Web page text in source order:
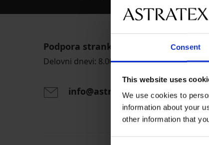
Consent
This website uses
We use cookies to
information about your
other information that
Podpora strankam
Delovni dnevi: 8.00 - 16.00
info@astratex.si